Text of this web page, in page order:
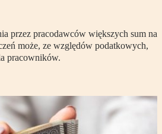
przez pracodawców większych sum na
może, ze względów podatkowych,
pracowników.